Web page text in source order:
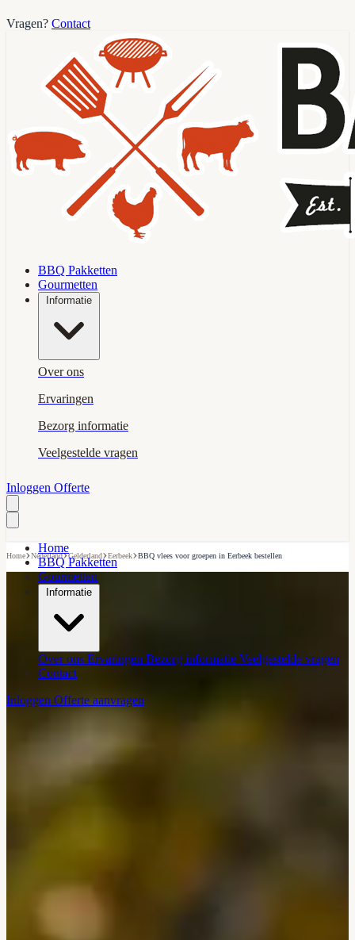
Vragen? Contact
BBQ Pakketten
Gourmetten
Informatie
Over ons
Ervaringen
Bezorg informatie
Veelgestelde vragen
Inloggen Offerte
Home
BBQ Pakketten
Gourmetten
Informatie
Over ons Ervaringen Bezorg informatie Veelgestelde vragen
Contact
Inloggen Offerte aanvragen
Home›Nederland›Gelderland›Eerbeek›BBQ vlees voor groepen in Eerbeek bestellen